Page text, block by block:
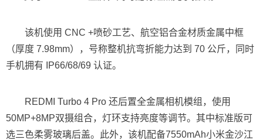
该机使用 CNC +喷砂工艺、航空铝合金材质金属中框
（厚度 7.98mm），号称整机抗弯折能力达到 70 公斤，同时
手机拥有 IP66/68/69 认证。
REDMI Turbo 4 Pro 还后置全金属相机模组，使用
50MP+8MP双摄组合，灯环支持亮度等调节。其中标准版可
选三色柔雾玻璃后盖。此外，该机配备7550mAh小米金沙江